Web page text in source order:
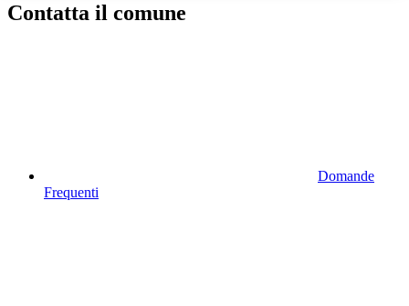
Contatta il comune
Domande
Frequenti